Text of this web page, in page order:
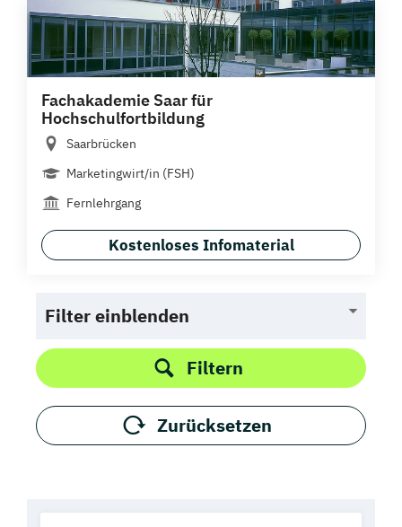
Fachakademie Saar für
Hochschulfortbildung
Saarbrücken
Marketingwirt/in (FSH)
Fernlehrgang
Kostenloses Infomaterial
Filter einblenden
Filtern
Zurücksetzen